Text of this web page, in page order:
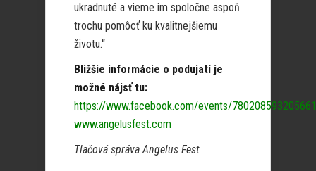
ukradnuté a vieme im spoločne aspoň
trochu pomôcť ku kvalitnejšiemu
životu.“
Bližšie informácie o podujatí je
možné nájsť tu:
https://www.facebook.com/events/780208593205661
www.angelusfest.com
Tlačová správa Angelus Fest